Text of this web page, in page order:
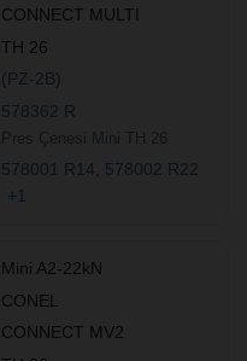
CONNECT MULTI
TH 26
(PZ-2B)
578362 R
578001 R14
578002 R22
+1
Mini A2-22kN
CONEL
CONNECT MV2